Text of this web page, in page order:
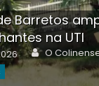
Barretos
na UTI
Author
O